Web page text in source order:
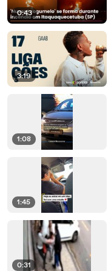
0:43
3:19
1:08
1:45
0:31